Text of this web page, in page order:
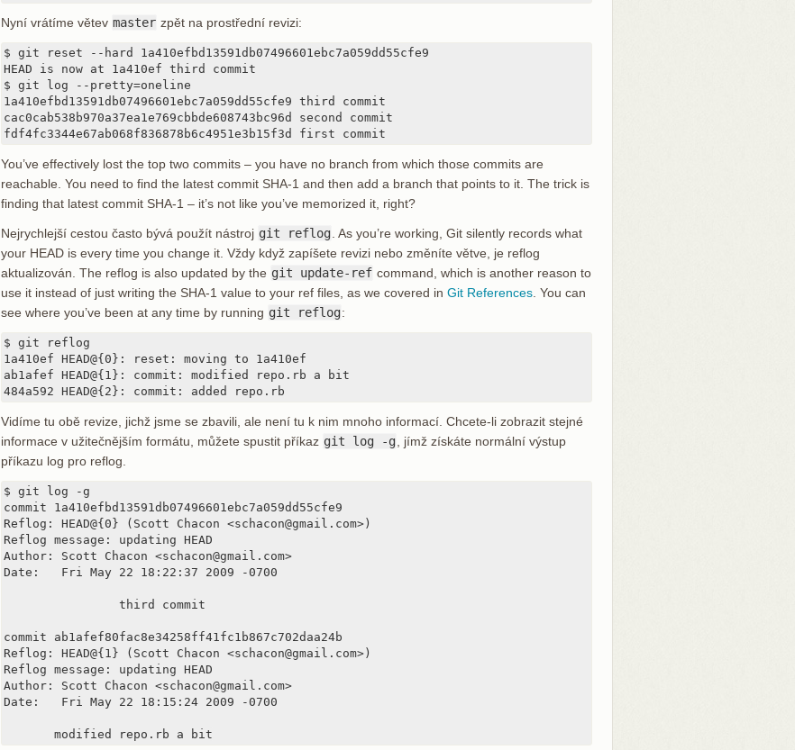
Nyní vrátíme větev master zpět na prostřední revizi:
$ git reset --hard 1a410efbd13591db07496601ebc7a059dd55cfe9
HEAD is now at 1a410ef third commit
$ git log --pretty=oneline
1a410efbd13591db07496601ebc7a059dd55cfe9 third commit
cac0cab538b970a37ea1e769cbbde608743bc96d second commit
fdf4fc3344e67ab068f836878b6c4951e3b15f3d first commit
You’ve effectively lost the top two commits – you have no branch from which those commits are
reachable. You need to find the latest commit SHA-1 and then add a branch that points to it. The trick is
finding that latest commit SHA-1 – it’s not like you’ve memorized it, right?
Nejrychlejší cestou často bývá použít nástroj git reflog . As you’re working, Git silently records what
your HEAD is every time you change it. Vždy když zapíšete revizi nebo změníte větve, je reflog
aktualizován. The reflog is also updated by the git update-ref command, which is another reason to
use it instead of just writing the SHA-1 value to your ref files, as we covered in Git References . You can
see where you’ve been at any time by running git reflog:
$ git reflog
1a410ef HEAD@{0}: reset: moving to 1a410ef
ab1afef HEAD@{1}: commit: modified repo.rb a bit
484a592 HEAD@{2}: commit: added repo.rb
Vidíme tu obě revize, jichž jsme se zbavili, ale není tu k nim mnoho informací. Chcete-li zobrazit stejné
informace v užitečnějším formátu, můžete spustit příkaz git log -g , jímž získáte normální výstup
příkazu log pro reflog.
$ git log -g
commit 1a410efbd13591db07496601ebc7a059dd55cfe9
Reflog: HEAD@{0} (Scott Chacon <schacon@gmail.com>)
Reflog message: updating HEAD
Author: Scott Chacon <schacon@gmail.com>
Date:   Fri May 22 18:22:37 2009 -0700
commit ab1afef80fac8e34258ff41fc1b867c702daa24b
Reflog: HEAD@{1} (Scott Chacon <schacon@gmail.com>)
Reflog message: updating HEAD
Author: Scott Chacon <schacon@gmail.com>
Date:   Fri May 22 18:15:24 2009 -0700
       modified repo.rb a bit